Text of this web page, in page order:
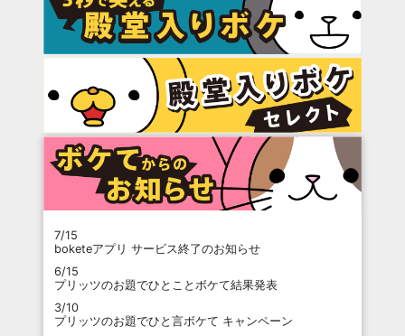
7/15
boketeアプリ サービス終了のお知らせ
6/15
プリッツのお題でひとことボケて結果発表
3/10
プリッツのお題でひと言ボケて キャンペーン